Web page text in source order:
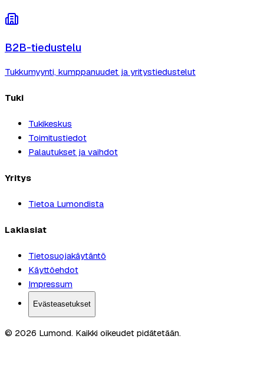
B2B-tiedustelu
Tukkumyynti, kumppanuudet ja yritystiedustelut
Tuki
Tukikeskus
Toimitustiedot
Palautukset ja vaihdot
Yritys
Tietoa Lumondista
Lakiasiat
Tietosuojakäytäntö
Käyttöehdot
Impressum
Evästeasetukset
© 2026 Lumond. Kaikki oikeudet pidätetään.